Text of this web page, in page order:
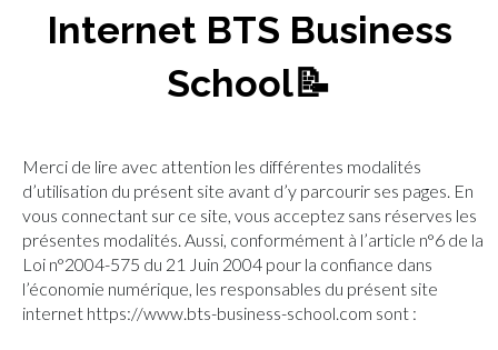
Internet BTS Business
School📝
Merci de lire avec attention les différentes modalités
d’utilisation du présent site avant d’y parcourir ses pages. En
vous connectant sur ce site, vous acceptez sans réserves les
présentes modalités. Aussi, conformément à l’article n°6 de la
Loi n°2004-575 du 21 Juin 2004 pour la confiance dans
l’économie numérique, les responsables du présent site
internet https://www.bts-business-school.com sont :